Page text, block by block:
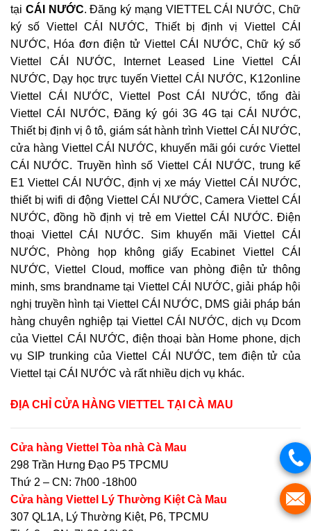
tại CÁI NƯỚC. Đăng ký mạng VIETTEL CÁI NƯỚC, Chữ
ký số Viettel CÁI NƯỚC, Thiết bị định vị Viettel CÁI
NƯỚC, Hóa đơn điện tử Viettel CÁI NƯỚC, Chữ ký số
Viettel CÁI NƯỚC, Internet Leased Line Viettel CÁI
NƯỚC, Dạy học trực tuyến Viettel CÁI NƯỚC, K12online
Viettel CÁI NƯỚC, Viettel Post CÁI NƯỚC, tổng đài
Viettel CÁI NƯỚC, Đăng ký gói 3G 4G tại CÁI NƯỚC,
Thiết bị định vị ô tô, giám sát hành trình Viettel CÁI NƯỚC,
cửa hàng Viettel CÁI NƯỚC, khuyến mãi gói cước Viettel
CÁI NƯỚC. Truyền hình số Viettel CÁI NƯỚC, trung kế
E1 Viettel CÁI NƯỚC, định vị xe máy Viettel CÁI NƯỚC,
thiết bị wifi di động Viettel CÁI NƯỚC, Camera Viettel CÁI
NƯỚC, đồng hồ định vị trẻ em Viettel CÁI NƯỚC. Điện
thoại Viettel CÁI NƯỚC. Sim khuyến mãi Viettel CÁI
NƯỚC, Phòng họp không giấy Ecabinet Viettel CÁI
NƯỚC, Viettel Cloud, moffice van phòng điện tử thông
minh, sms brandname tại Viettel CÁI NƯỚC, giải pháp hội
nghị truyền hình tại Viettel CÁI NƯỚC, DMS giải pháp bán
hàng chuyên nghiệp tại Viettel CÁI NƯỚC, dịch vụ Dcom
của Viettel CÁI NƯỚC, điện thoại bàn Home phone, dịch
vụ SIP trunking của Viettel CÁI NƯỚC, tem điện tử của
Viettel tại CÁI NƯỚC và rất nhiều dịch vụ khác.
ĐỊA CHỈ CỬA HÀNG VIETTEL TẠI CÀ MAU
Cửa hàng Viettel Tòa nhà Cà Mau
298 Trần Hưng Đạo P5 TPCMU
Thứ 2 – CN: 7h00 -18h00
Cửa hàng Viettel Lý Thường Kiệt Cà Mau
307 QL1A, Lý Thường Kiệt, P6, TPCMU